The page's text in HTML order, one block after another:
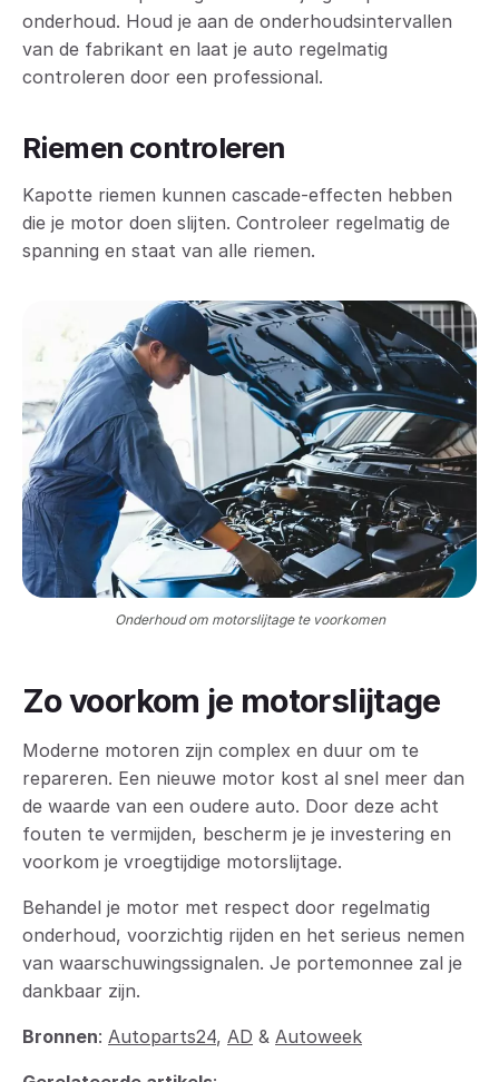
onderhoud. Houd je aan de onderhoudsintervallen
van de fabrikant en laat je auto regelmatig
controleren door een professional.
Riemen controleren
Kapotte riemen kunnen cascade-effecten hebben
die je motor doen slijten. Controleer regelmatig de
spanning en staat van alle riemen.
Onderhoud om motorslijtage te voorkomen
Zo voorkom je motorslijtage
Moderne motoren zijn complex en duur om te
repareren. Een nieuwe motor kost al snel meer dan
de waarde van een oudere auto. Door deze acht
fouten te vermijden, bescherm je je investering en
voorkom je vroegtijdige motorslijtage.
Behandel je motor met respect door regelmatig
onderhoud, voorzichtig rijden en het serieus nemen
van waarschuwingssignalen. Je portemonnee zal je
dankbaar zijn.
Bronnen: Autoparts24, AD & Autoweek